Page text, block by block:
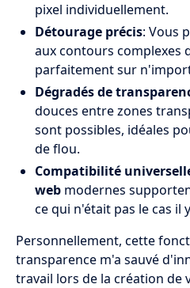
pixel individuellement.
Détourage précis: Vous
aux contours complexes
parfaitement sur
Dégradés de
douces entre zones
sont possibles, idéales
de flou.
Compatibilité
web modernes
ce qui n'était pas le cas il
Personnellement, cette
transparence m'a sauvé
travail lors de la création de